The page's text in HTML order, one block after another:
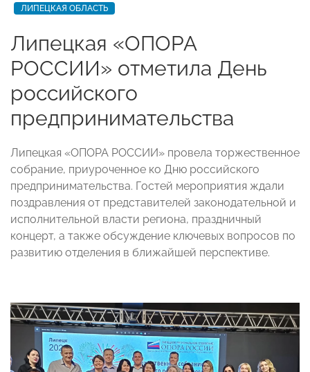
ЛИПЕЦКАЯ ОБЛАСТЬ
Липецкая «ОПОРА
РОССИИ» отметила День
российского
предпринимательства
Липецкая «ОПОРА РОССИИ» провела торжественное
собрание, приуроченное ко Дню российского
предпринимательства. Гостей мероприятия ждали
поздравления от представителей законодательной и
исполнительной власти региона, праздничный
концерт, а также обсуждение ключевых вопросов по
развитию отделения в ближайшей перспективе.